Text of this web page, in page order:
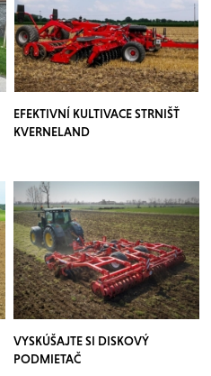
EFEKTIVNÍ KULTIVACE STRNIŠŤ
KVERNELAND
VYSKÚŠAJTE SI DISKOVÝ
PODMIETAČ